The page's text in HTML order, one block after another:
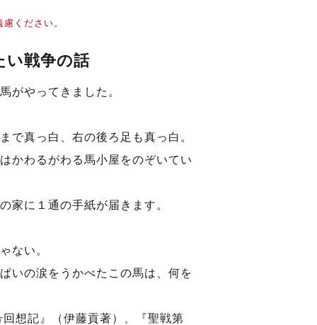
ください。
い戦争の話
がやってきました。
で真っ白、右の後ろ足も真っ白。
かわるがわる馬小屋をのぞいてい
家に１通の手紙が届きます。
ない。
いの涙をうかべたこの馬は、何を
想記』（伊藤貢著）、『聖戦第